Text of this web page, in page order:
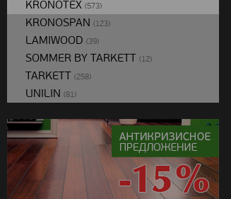
KRONOTEX (573)
KRONOSPAN (123)
LAMIWOOD (39)
SOMMER BY TARKETT (12)
TARKETT (258)
UNILIN (81)